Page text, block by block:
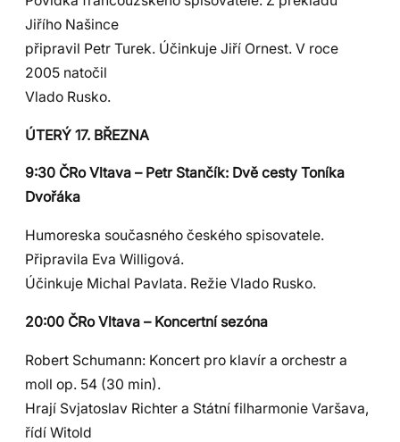
Jiřího Našince
připravil Petr Turek. Účinkuje Jiří Ornest. V roce
2005 natočil
Vlado Rusko.
ÚTERÝ 17. BŘEZNA
9:30 ČRo Vltava – Petr Stančík: Dvě cesty Toníka
Dvořáka
Humoreska současného českého spisovatele.
Připravila Eva Willigová.
Účinkuje Michal Pavlata. Režie Vlado Rusko.
20:00 ČRo Vltava – Koncertní sezóna
Robert Schumann: Koncert pro klavír a orchestr a
moll op. 54 (30 min).
Hrají Svjatoslav Richter a Státní filharmonie Varšava,
řídí Witold